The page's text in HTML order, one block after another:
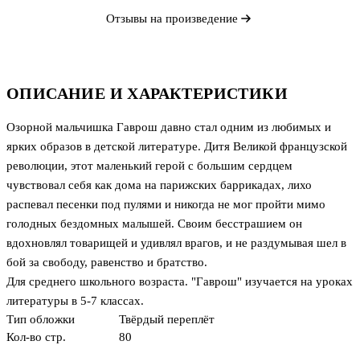
ОПИСАНИЕ И ХАРАКТЕРИСТИКИ
Озорной мальчишка Гаврош давно стал одним из любимых и
ярких образов в детской литературе. Дитя Великой французской
революции, этот маленький герой с большим сердцем
чувствовал себя как дома на парижских баррикадах, лихо
распевал песенки под пулями и никогда не мог пройти мимо
голодных бездомных малышей. Своим бесстрашием он
вдохновлял товарищей и удивлял врагов, и не раздумывая шел в
бой за свободу, равенство и братство.
Для среднего школьного возраста. "Гаврош" изучается на уроках
литературы в 5-7 классах.
Тип обложки
Твёрдый переплёт
Кол-во стр.
80
Отзывы на произведение